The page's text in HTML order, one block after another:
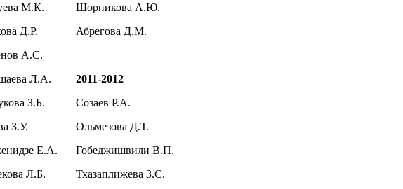
М.К.
Д.Р.
А.С.
Л.А.
З.Б.
З.У.
Е.А.
Л.Б.
Шорникова А.Ю.
Абрегова Д.М.
2011-2012
Созаев Р.А.
Ольмезова Д.Т.
Гобеджишвили В.П.
Тхазаплижева З.С.